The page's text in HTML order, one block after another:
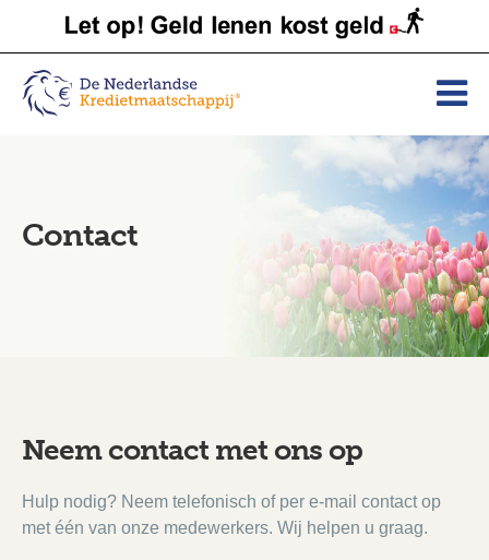
Contact
Neem contact met ons op
Hulp nodig? Neem telefonisch of per e-mail contact op
met één van onze medewerkers. Wij helpen u graag.